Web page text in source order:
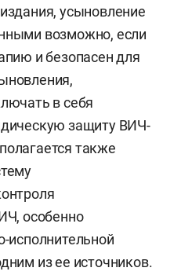
усыновление
возможно, если
и безопасен для
в себя
защиту ВИЧ-
также
особенно
исполнительной
из ее источников.